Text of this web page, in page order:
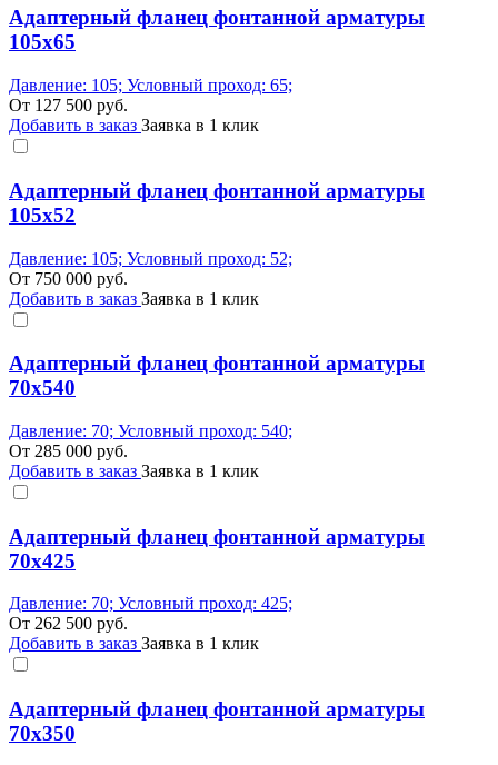
Адаптерный фланец фонтанной арматуры
105x65
Давление: 105; Условный проход: 65;
От 127 500 руб.
Добавить в заказ Заявка в 1 клик
Адаптерный фланец фонтанной арматуры
105x52
Давление: 105; Условный проход: 52;
От 750 000 руб.
Добавить в заказ Заявка в 1 клик
Адаптерный фланец фонтанной арматуры
70x540
Давление: 70; Условный проход: 540;
От 285 000 руб.
Добавить в заказ Заявка в 1 клик
Адаптерный фланец фонтанной арматуры
70x425
Давление: 70; Условный проход: 425;
От 262 500 руб.
Добавить в заказ Заявка в 1 клик
Адаптерный фланец фонтанной арматуры
70x350